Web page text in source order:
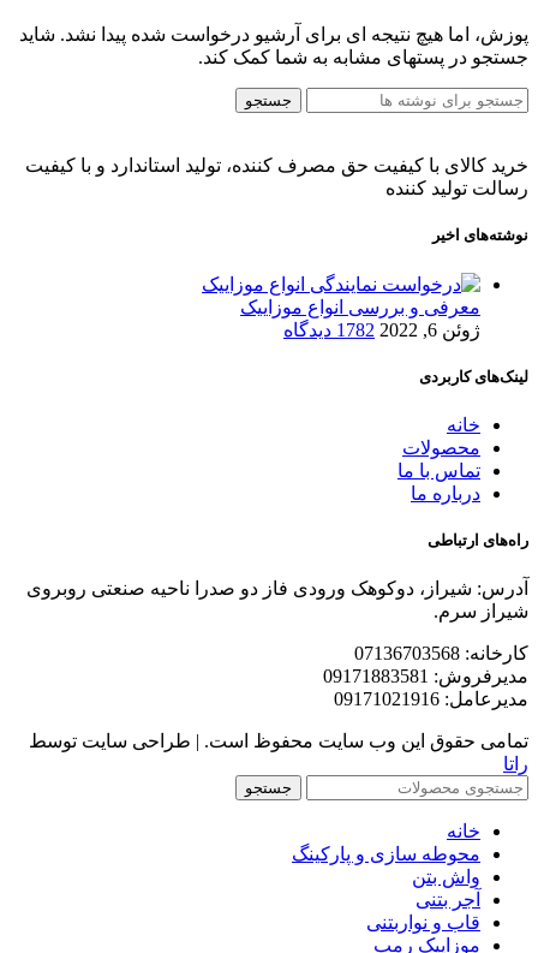
پوزش، اما هیچ نتیجه ای برای آرشیو درخواست شده پیدا نشد. شاید
جستجو در پستهای مشابه به شما کمک کند.
جستجو
خرید کالای با کیفیت حق مصرف کننده، تولید استاندارد و با کیفیت
رسالت تولید کننده
نوشته‌های اخیر
معرفی و بررسی انواع موزاییک
ژوئن 6, 2022
1782 دیدگاه
لینک‌های کاربردی
خانه
محصولات
تماس با ما
درباره ما
راه‌های ارتباطی
آدرس: شیراز، دوکوهک ورودی فاز دو صدرا ناحیه صنعتی روبروی
شیراز سرم.
کارخانه: 07136703568
مدیرفروش: 09171883581
مدیرعامل: 09171021916
تمامی حقوق این وب سایت محفوظ است. | طراحی سایت توسط
راتا
جستجو
خانه
محوطه سازی و پارکینگ
واش بتن
آجر بتنی
قاب و نواربتنی
موزاییک رمپ